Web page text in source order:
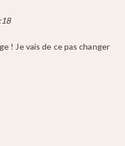
! Je vais de ce pas changer